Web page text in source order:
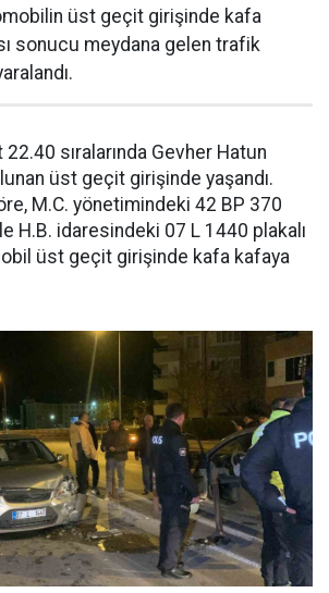
üst geçit girişinde kafa
sonucu meydana gelen trafik
sıralarında Gevher Hatun
üst geçit girişinde yaşandı.
M.C. yönetimindeki 42 BP 370
H.B. idaresindeki 07 L 1440 plakalı
üst geçit girişinde kafa kafaya